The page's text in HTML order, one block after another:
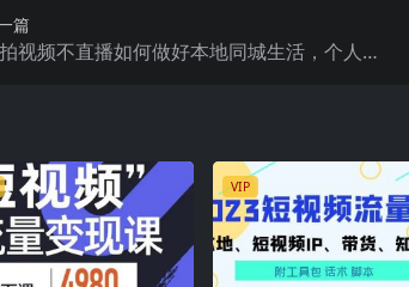
篇
视频不直播如何做好本地同城生活，个人快
VIP